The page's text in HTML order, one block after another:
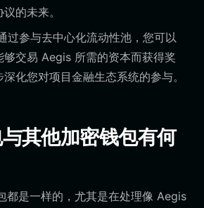
的未来。
过参与去中心化流动性池，您可以
够交易 Aegis 所需的资本而获得奖
化您对项目金融生态系统的参与。
其他加密钱包有何
都是一样的，尤其是在处理像 Aegis